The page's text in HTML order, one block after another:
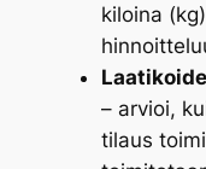
kiloina
– arvioi,
tilaus